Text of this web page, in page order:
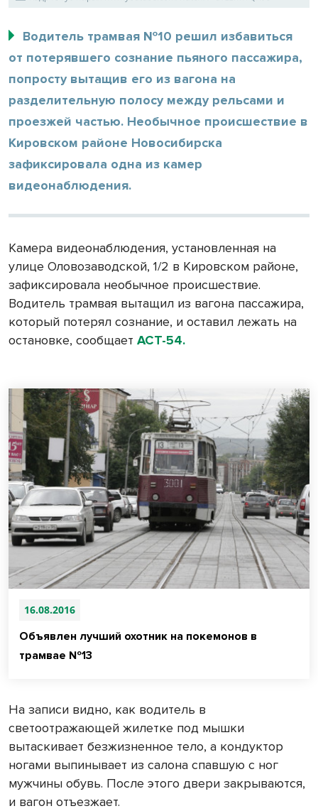
Водитель трамвая №10 решил избавиться
от потерявшего сознание пьяного пассажира,
попросту вытащив его из вагона на
разделительную полосу между рельсами и
проезжей частью. Необычное происшествие в
Кировском районе Новосибирска
зафиксировала одна из камер
видеонаблюдения.
Камера видеонаблюдения, установленная на
улице Оловозаводской, 1/2 в Кировском районе,
зафиксировала необычное происшествие.
Водитель трамвая вытащил из вагона пассажира,
который потерял сознание, и оставил лежать на
остановке, сообщает АСТ-54.
16.08.2016
Объявлен лучший охотник на покемонов в
трамвае №13
На записи видно, как водитель в
светоотражающей жилетке под мышки
вытаскивает безжизненное тело, а кондуктор
ногами выпинывает из салона спавшую с ног
мужчины обувь. После этого двери закрываются,
и вагон отъезжает.